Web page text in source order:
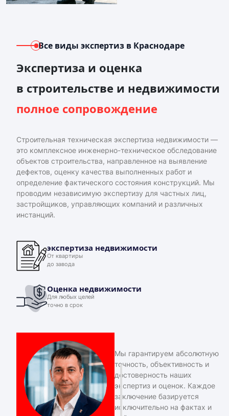
Все виды экспертиз в Краснодаре
Экспертиза и оценка
в строительстве и недвижимости
полное сопровождение
Строительная техническая экспертиза недвижимости —
это комплексное инженерно-техническое обследование
объектов строительства, направленное на выявление
дефектов, оценку качества выполненных работ и
определение фактического состояния конструкций. Мы
проводим независимую экспертизу для частных лиц,
застройщиков, управляющих компаний и различных
инстанций.
экспертиза недвижимости
От квартиры
до завода
Оценка недвижимости
Для любых целей
точно в срок
Мы гарантируем абсолютную
точность, объективность и
достоверность наших
экспертиз и оценок. Каждое
заключение базируется
исключительно на фактах и